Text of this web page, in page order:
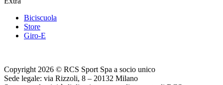
Biciscuola
Store
Giro-E
Copyright 2026 © RCS Sport Spa a socio unico
Sede legale: via Rizzoli, 8 – 20132 Milano